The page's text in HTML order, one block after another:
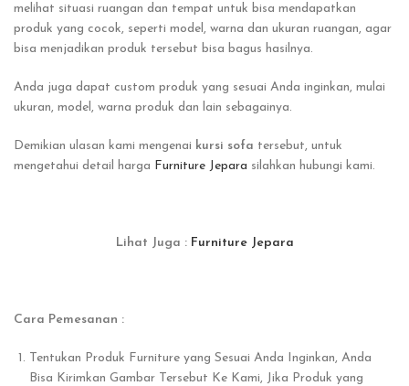
melihat situasi ruangan dan tempat untuk bisa mendapatkan
produk yang cocok, seperti model, warna dan ukuran ruangan, agar
bisa menjadikan produk tersebut bisa bagus hasilnya.
Anda juga dapat custom produk yang sesuai Anda inginkan, mulai
ukuran, model, warna produk dan lain sebagainya.
Demikian ulasan kami mengenai kursi sofa tersebut, untuk
mengetahui detail harga Furniture Jepara silahkan hubungi kami.
Lihat Juga : Furniture Jepara
Cara Pemesanan :
Tentukan Produk Furniture yang Sesuai Anda Inginkan, Anda
Bisa Kirimkan Gambar Tersebut Ke Kami, Jika Produk yang